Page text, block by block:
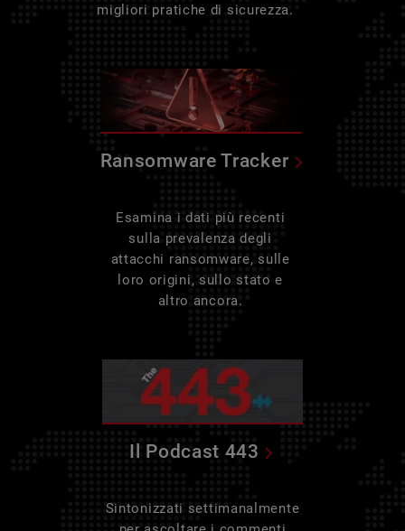
migliori pratiche di sicurezza.
Ransomware Tracker
Esamina i dati più recenti
sulla prevalenza degli
attacchi ransomware, sulle
loro origini, sullo stato e
altro ancora.
Il Podcast 443
Sintonizzati settimanalmente